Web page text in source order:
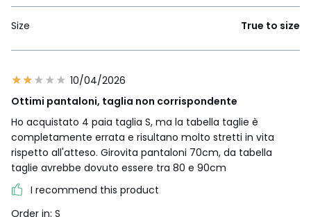
Size True to size
10/04/2026
Ottimi pantaloni, taglia non corrispondente
Ho acquistato 4 paia taglia S, ma la tabella taglie è
completamente errata e risultano molto stretti in vita
rispetto all'atteso. Girovita pantaloni 70cm, da tabella
taglie avrebbe dovuto essere tra 80 e 90cm
I recommend this product
Order in: S